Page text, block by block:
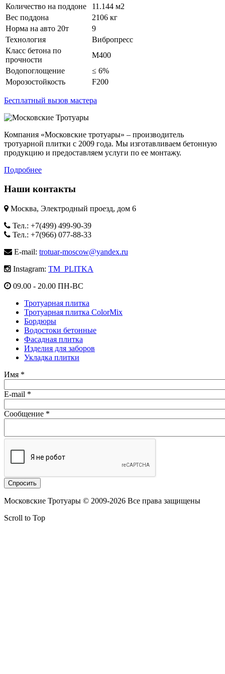
Количество на поддоне
11.144 м2
Вес поддона
2106 кг
Норма на авто 20т
9
Технология
Вибропресс
Класс бетона по
прочности
М400
Водопоглощение
≤ 6%
Морозостойкость
F200
Бесплатный вызов мастера
Компания «Московские тротуары» – производитель
тротуарной плитки с 2009 года. Мы изготавливаем бетонную
продукцию и предоставляем услуги по ее монтажу.
Подробнее
Наши контакты
Москва, Электродный проезд, дом 6
Тел.: +7(499) 499-90-39
Тел.: +7(966) 077-88-33
E-mail: trotuar-moscow@yandex.ru
Instagram: TM_PLITKA
09.00 - 20.00 ПН-ВС
Тротуарная плитка
Тротуарная плитка ColorMix
Бордюры
Водостоки бетонные
Фасадная плитка
Изделия для заборов
Укладка плитки
Имя *
E-mail *
Сообщение *
Московские Тротуары © 2009-2026 Все права защищены
Scroll to Top